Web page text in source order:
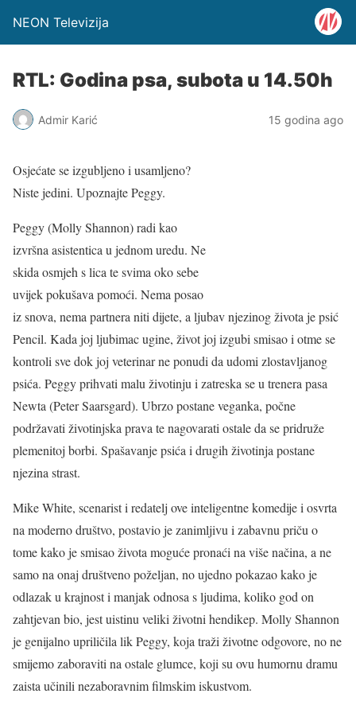
NEON Televizija
RTL: Godina psa, subota u 14.50h
Admir Karić 15 godina ago
Osjećate se izgubljeno i usamljeno?
Niste jedini. Upoznajte Peggy.
Peggy (Molly Shannon) radi kao
izvršna asistentica u jednom uredu. Ne
skida osmjeh s lica te svima oko sebe
uvijek pokušava pomoći. Nema posao
iz snova, nema partnera niti dijete, a ljubav njezinog života je psić
Pencil. Kada joj ljubimac ugine, život joj izgubi smisao i otme se
kontroli sve dok joj veterinar ne ponudi da udomi zlostavljanog
psića. Peggy prihvati malu životinju i zatreska se u trenera pasa
Newta (Peter Saarsgard). Ubrzo postane veganka, počne
podržavati životinjska prava te nagovarati ostale da se pridruže
plemenitoj borbi. Spašavanje psića i drugih životinja postane
njezina strast.
Mike White, scenarist i redatelj ove inteligentne komedije i osvrta
na moderno društvo, postavio je zanimljivu i zabavnu priču o
tome kako je smisao života moguće pronaći na više načina, a ne
samo na onaj društveno poželjan, no ujedno pokazao kako je
odlazak u krajnost i manjak odnosa s ljudima, koliko god on
zahtjevan bio, jest uistinu veliki životni hendikep. Molly Shannon
je genijalno upriličila lik Peggy, koja traži životne odgovore, no ne
smijemo zaboraviti na ostale glumce, koji su ovu humornu dramu
zaista učinili nezaboravnim filmskim iskustvom.